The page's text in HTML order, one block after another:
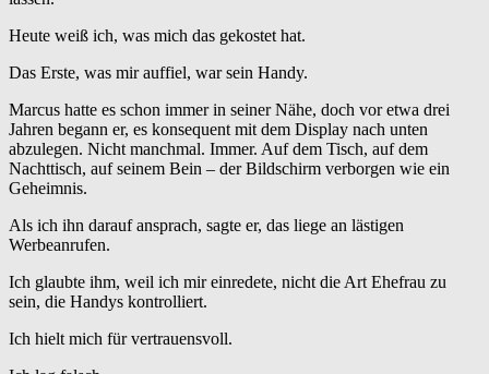
Heute weiß ich, was mich das gekostet hat.
Das Erste, was mir auffiel, war sein Handy.
Marcus hatte es schon immer in seiner Nähe, doch vor etwa drei
Jahren begann er, es konsequent mit dem Display nach unten
abzulegen. Nicht manchmal. Immer. Auf dem Tisch, auf dem
Nachttisch, auf seinem Bein – der Bildschirm verborgen wie ein
Geheimnis.
Als ich ihn darauf ansprach, sagte er, das liege an lästigen
Werbeanrufen.
Ich glaubte ihm, weil ich mir einredete, nicht die Art Ehefrau zu
sein, die Handys kontrolliert.
Ich hielt mich für vertrauensvoll.